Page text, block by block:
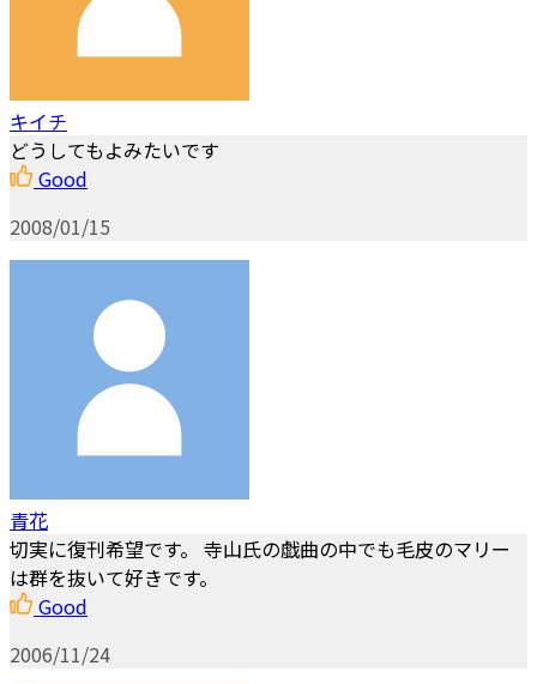
キイチ
どうしてもよみたいです
Good
2008/01/15
青花
切実に復刊希望です。 寺山氏の戯曲の中でも毛皮のマリー
は群を抜いて好きです。
Good
2006/11/24